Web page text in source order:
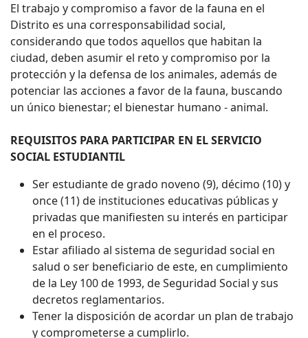
El trabajo y compromiso a favor de la fauna en el
Distrito es una corresponsabilidad social,
considerando que todos aquellos que habitan la
ciudad, deben asumir el reto y compromiso por la
protección y la defensa de los animales, además de
potenciar las acciones a favor de la fauna, buscando
un único bienestar; el bienestar humano - animal.
REQUISITOS PARA PARTICIPAR EN EL SERVICIO
SOCIAL ESTUDIANTIL
Ser estudiante de grado noveno (9), décimo (10) y
once (11) de instituciones educativas públicas y
privadas que manifiesten su interés en participar
en el proceso.
Estar afiliado al sistema de seguridad social en
salud o ser beneficiario de este, en cumplimiento
de la Ley 100 de 1993, de Seguridad Social y sus
decretos reglamentarios.
Tener la disposición de acordar un plan de trabajo
y comprometerse a cumplirlo.